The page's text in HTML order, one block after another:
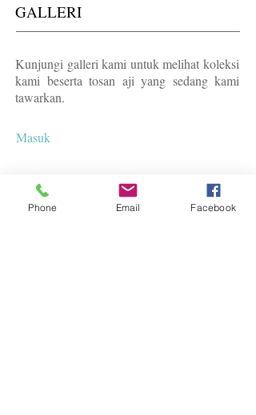
GALLERI
Kunjungi galleri kami untuk melihat koleksi
kami beserta tosan aji yang sedang kami
tawarkan.
Masuk
KOLEKSI & INVESTASI
Phone Email Facebook